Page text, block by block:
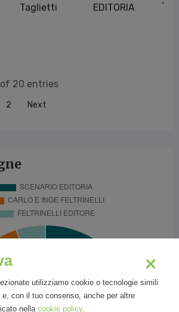
Taglietti
EDITORIA
20 entries
2 Next
utilizziamo cookie o tecnologie simili
con il tuo consenso, anche per altre
nella cookie policy.